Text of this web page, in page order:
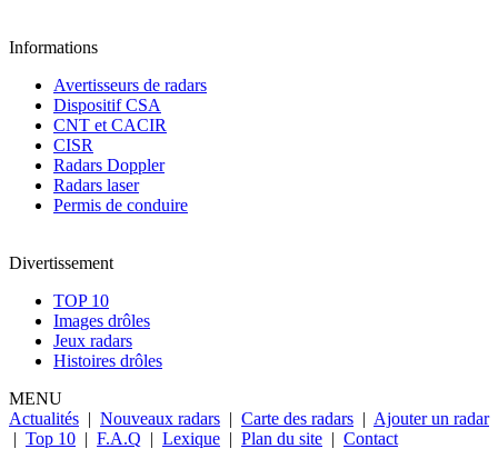
Informations
Avertisseurs de radars
Dispositif CSA
CNT et CACIR
CISR
Radars Doppler
Radars laser
Permis de conduire
Divertissement
TOP 10
Images drôles
Jeux radars
Histoires drôles
MENU
Actualités | Nouveaux radars | Carte des radars | Ajouter un radar
| Top 10 | F.A.Q | Lexique | Plan du site | Contact